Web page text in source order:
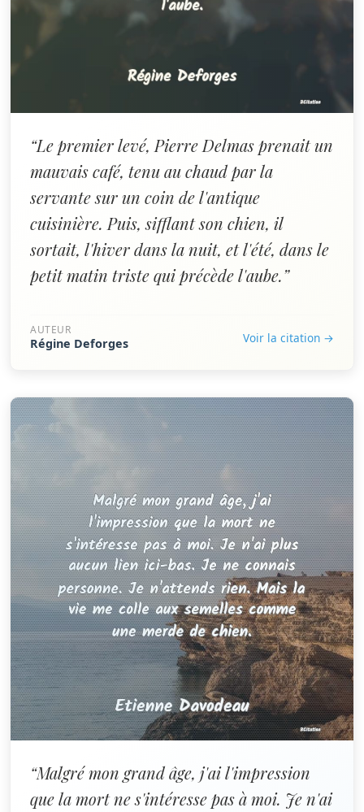
“Le premier levé, Pierre Delmas prenait un
mauvais café, tenu au chaud par la
servante sur un coin de l'antique
cuisinière. Puis, sifflant son chien, il
sortait, l'hiver dans la nuit, et l'été, dans le
petit matin triste qui précède l'aube.”
AUTEUR
Régine Deforges Voir la citation →
“Malgré mon grand âge, j'ai l'impression
que la mort ne s'intéresse pas à moi. Je n'ai